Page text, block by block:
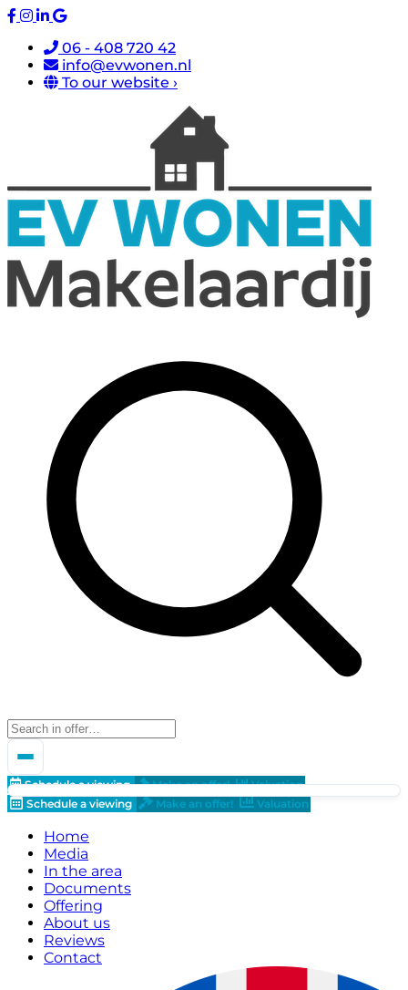
06 - 408 720 42
info@evwonen.nl
To our website ›
Schedule a viewing Make an offer!
Valuation
Schedule a viewing
Make an offer! Valuation
Home
Media
In the area
Documents
Offering
About us
Reviews
Contact